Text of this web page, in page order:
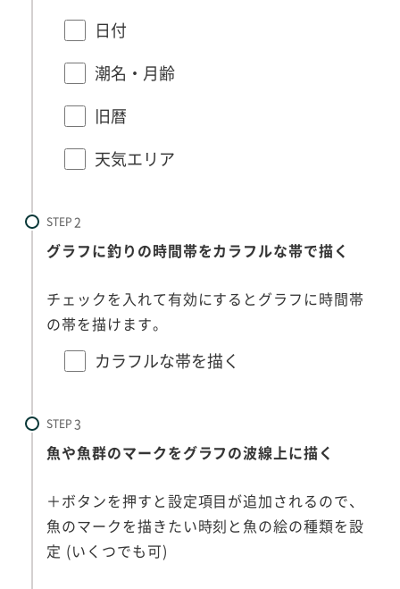
日付
潮名・月齢
旧暦
天気エリア
STEP
グラフに釣りの時間帯をカラフルな帯で描く
チェックを入れて有効にするとグラフに時間帯
の帯を描けます。
カラフルな帯を描く
STEP
魚や魚群のマークをグラフの波線上に描く
＋ボタンを押すと設定項目が追加されるので、
魚のマークを描きたい時刻と魚の絵の種類を設
定 (いくつでも可)